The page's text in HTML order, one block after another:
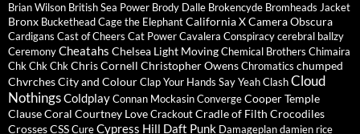
Brian Wilson British Sea Power Brody Dalle Brokencyde Bromheads Jacket
Bronx BucketheadCage the ElephantCalifornia XCamera Obscura
Cardigans Cast of Cheers Cat PowerCavalera Conspiracycerebral ballzy
CeremonyCheatahs Chelsea Light MovingChemical Brothers Chimaira
Chk Chk ChkChris Cornell Christopher OwensChromatics chumped
ChvrchesCity and ColourClap Your Hands Say YeahClashCloud
NothingsColdplayConnan MockasinConvergeCooper Temple
ClauseCoral Courtney LoveCrackoutCradle of Filth Crocodiles
CrossesCSSCureCypress Hill Daft Punk Damageplandamien rice